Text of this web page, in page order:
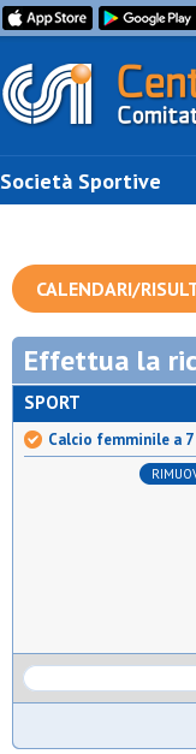
Società Sportive
CALENDARI/
Effettua la
SPORT
Calcio femminile a 7